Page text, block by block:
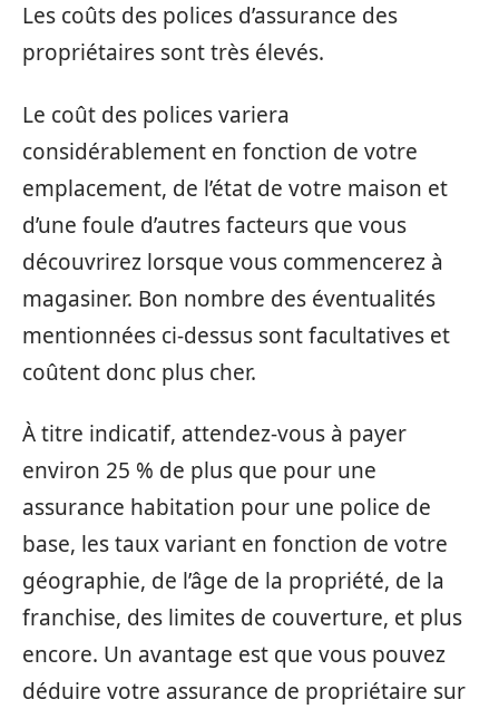
Les coûts des polices d’assurance des
propriétaires sont très élevés.
Le coût des polices variera
considérablement en fonction de votre
emplacement, de l’état de votre maison et
d’une foule d’autres facteurs que vous
découvrirez lorsque vous commencerez à
magasiner. Bon nombre des éventualités
mentionnées ci-dessus sont facultatives et
coûtent donc plus cher.
À titre indicatif, attendez-vous à payer
environ 25 % de plus que pour une
assurance habitation pour une police de
base, les taux variant en fonction de votre
géographie, de l’âge de la propriété, de la
franchise, des limites de couverture, et plus
encore. Un avantage est que vous pouvez
déduire votre assurance de propriétaire sur